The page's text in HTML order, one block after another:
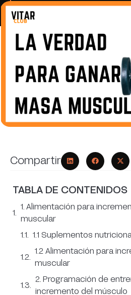
Compartir
TABLA DE CONTENIDOS
1. Alimentación para
muscular
1.1 Suplementos
1.2 Alimentación para
muscular
2. Programación de
incremento del músculo